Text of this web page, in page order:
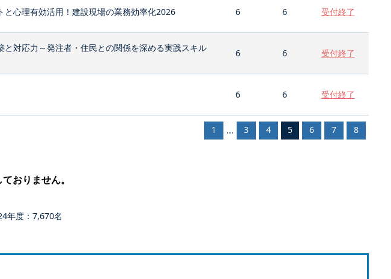
と心理有効活用！建設現場の業務効率化2026 6 6 受付終了
と対応力～発注者・住民との関係を深める実践スキル
6 6 受付終了
6 6 受付終了
1 ... 3 4 5 6 7 8
おりません。
度：7,670名